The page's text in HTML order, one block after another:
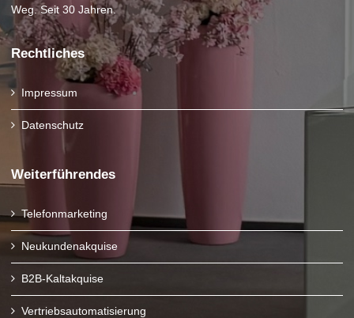
Weg. Seit 30 Jahren.
Rechtliches
Impressum
Datenschutz
Weiterführendes
Telefonmarketing
Neukundenakquise
B2B-Kaltakquise
Vertriebsautomatisierung